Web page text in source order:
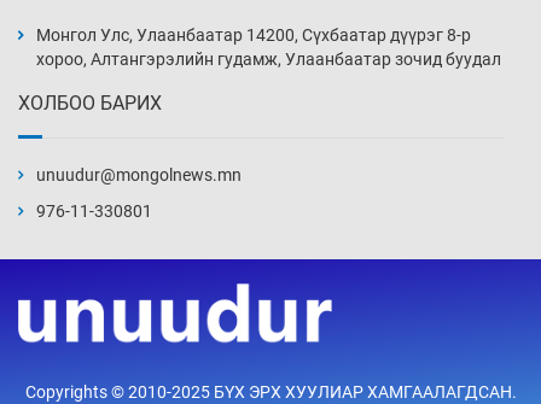
4 цаг 24 мин
хэмжээг шинэчлэн тогтоох нь
5 цаг 24 мин
Монгол Улс, Улаанбаатар 14200, Сүхбаатар дүүрэг 8-р
хороо, Алтангэрэлийн гудамж, Улаанбаатар зочид буудал
ХОЛБОО БАРИХ
unuudur@mongolnews.mn
976-11-330801
Copyrights © 2010-2025 БҮХ ЭРХ ХУУЛИАР ХАМГААЛАГДСАН.